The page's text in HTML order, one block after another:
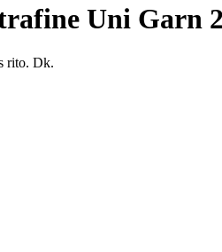
Uni Garn
rito. Dk.